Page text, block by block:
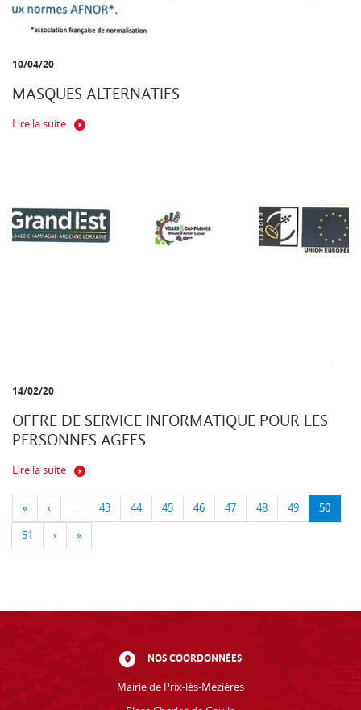
10/04/20
MASQUES ALTERNATIFS
Lire la suite
14/02/20
OFFRE DE SERVICE INFORMATIQUE POUR LES
PERSONNES AGEES
Lire la suite
« ‹ … 43 44 45 46 47 48 49 50
51 › »
NOS COORDONNÉES
Mairie de Prix-lès-Mézières